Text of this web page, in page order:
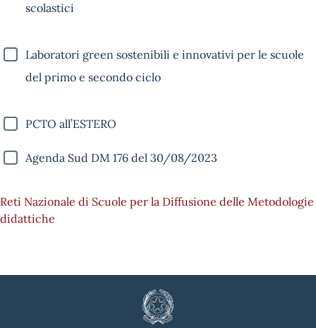
scolastici
Laboratori green sostenibili e innovativi per le scuole
del primo e secondo ciclo
PCTO all’ESTERO
Agenda Sud DM 176 del 30/08/2023
Reti Nazionale di Scuole per la Diffusione delle Metodologie
didattiche